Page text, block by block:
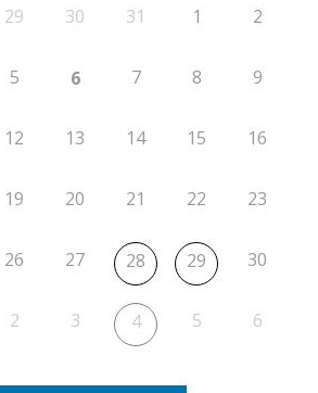
29 30 31 1 2
5 6 7 8 9
12 13 14 15 16
19 20 21 22 23
26 27 28 29 30
2 3 4 5 6